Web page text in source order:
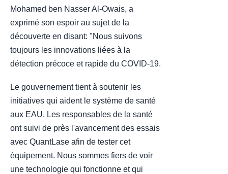
Mohamed ben Nasser Al-Owais, a
exprimé son espoir au sujet de la
découverte en disant: "Nous suivons
toujours les innovations liées à la
détection précoce et rapide du COVID-19.
Le gouvernement tient à soutenir les
initiatives qui aident le système de santé
aux EAU. Les responsables de la santé
ont suivi de près l'avancement des essais
avec QuantLase afin de tester cet
équipement. Nous sommes fiers de voir
une technologie qui fonctionne et qui